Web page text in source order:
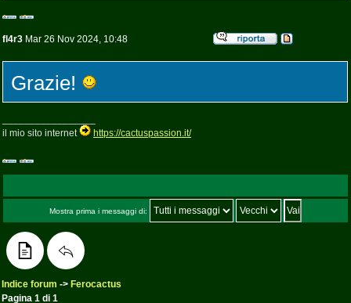
fl4r3 Mar 26 Nov 2024, 10:48
Grazie!
il mio sito internet
https://cactuspassion.it/
Mostra prima i messaggi di:
Indice forum -> Ferocactus
Pagina 1 di 1